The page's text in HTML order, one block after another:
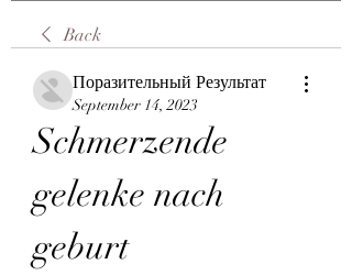
Back
Поразительный Результат
September 14, 2023
Schmerzende
gelenke nach
geburt